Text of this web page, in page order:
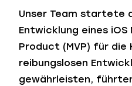
Unser Team startete
Entwicklung eines iOS
Product (MVP) für die
reibungslosen
gewährleisten,